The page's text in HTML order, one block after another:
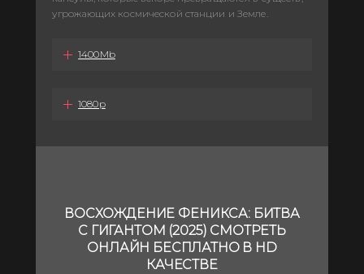
угрожающих космической станции и Земле.
1400Mb
1080p
ВОСХОЖДЕНИЕ ФЕНИКСА: БИТВА
С ГИГАНТОМ (2025) СМОТРЕТЬ
ОНЛАЙН БЕСПЛАТНО В HD
КАЧЕСТВЕ